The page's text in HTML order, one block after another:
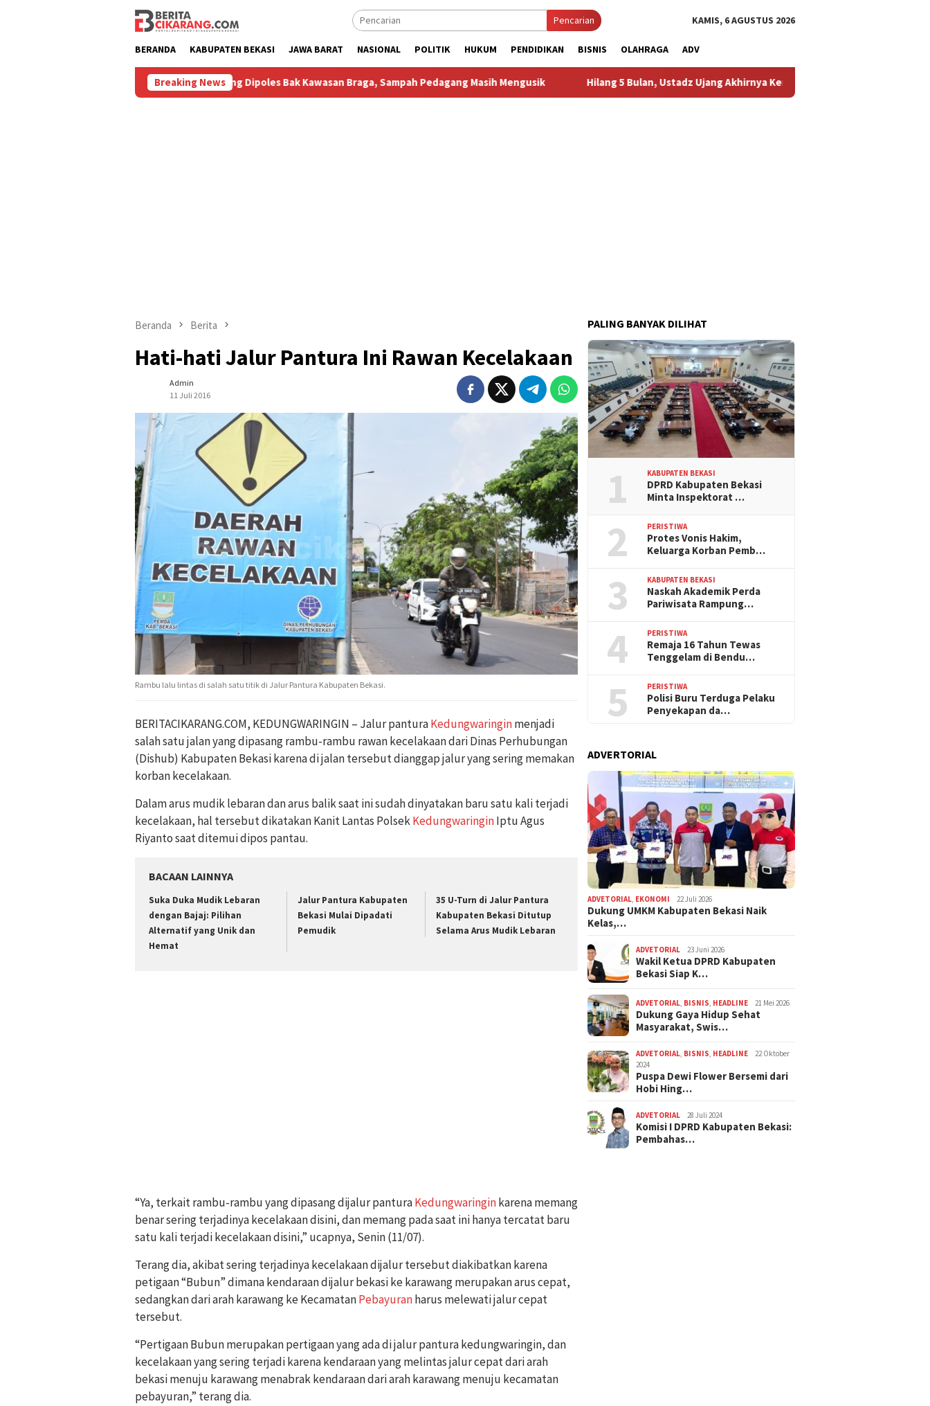
Pencarian KAMIS, 6 AGUSTUS 2026
BERANDA KABUPATEN BEKASI JAWA BARAT NASIONAL POLITIK HUKUM PENDIDIKAN BISNIS OLAHRAGA ADV
Breaking News
Pasar Baru Cikarang Dipoles Bak Kawasan Braga, Sampah Pedagang Masih Mengusik Hilang 5 Bulan, Ustadz Ujang Akhirnya Kembali Melihat Motor Kesayangannya
Beranda Berita
Hati-hati Jalur Pantura Ini Rawan Kecelakaan
Admin
11 Juli 2016
Rambu lalu lintas di salah satu titik di Jalur Pantura Kabupaten Bekasi.
BERITACIKARANG.COM, KEDUNGWARINGIN – Jalur panturaKedungwaringinmenjadi
salah satu jalan yang dipasang rambu-rambu rawan kecelakaan dari Dinas Perhubungan
(Dishub) Kabupaten Bekasi karena di jalan tersebut dianggap jalur yang sering memakan
korban kecelakaan.
Dalam arus mudik lebaran dan arus balik saat ini sudah dinyatakan baru satu kali terjadi
kecelakaan, hal tersebut dikatakan Kanit Lantas PolsekKedungwaringinIptu Agus
Riyanto saat ditemui dipos pantau.
BACAAN LAINNYA
Suka Duka Mudik Lebaran
dengan Bajaj: Pilihan
Alternatif yang Unik dan
Hemat
Jalur Pantura Kabupaten
Bekasi Mulai Dipadati
Pemudik
35 U-Turn di Jalur Pantura
Kabupaten Bekasi Ditutup
Selama Arus Mudik Lebaran
“Ya, terkait rambu-rambu yang dipasang dijalur panturaKedungwaringinkarena memang
benar sering terjadinya kecelakaan disini, dan memang pada saat ini hanya tercatat baru
satu kali terjadi kecelakaan disini,” ucapnya, Senin (11/07).
Terang dia, akibat sering terjadinya kecelakaan dijalur tersebut diakibatkan karena
petigaan “Bubun” dimana kendaraan dijalur bekasi ke karawang merupakan arus cepat,
sedangkan dari arah karawang ke KecamatanPebayuranharus melewati jalur cepat
tersebut.
“Pertigaan Bubun merupakan pertigaan yang ada di jalur pantura kedungwaringin, dan
kecelakaan yang sering terjadi karena kendaraan yang melintas jalur cepat dari arah
bekasi menuju karawang menabrak kendaraan dari arah karawang menuju kecamatan
pebayuran,” terang dia.
PALING BANYAK DILIHAT
1 KABUPATEN BEKASI
DPRD Kabupaten Bekasi
Minta Inspektorat …
2 PERISTIWA
Protes Vonis Hakim,
Keluarga Korban Pemb…
3 KABUPATEN BEKASI
Naskah Akademik Perda
Pariwisata Rampung…
4 PERISTIWA
Remaja 16 Tahun Tewas
Tenggelam di Bendu…
5 PERISTIWA
Polisi Buru Terduga Pelaku
Penyekapan da…
ADVERTORIAL
ADVETORIAL EKONOMI 22 Juli 2026
Dukung UMKM Kabupaten Bekasi Naik
Kelas,…
ADVETORIAL 23 Juni 2026
Wakil Ketua DPRD Kabupaten
Bekasi Siap K…
ADVETORIAL BISNIS HEADLINE 21 Mei 2026
Dukung Gaya Hidup Sehat
Masyarakat, Swis…
ADVETORIAL BISNIS HEADLINE
22 Oktober
2024
Puspa Dewi Flower Bersemi dari
Hobi Hing…
ADVETORIAL 28 Juli 2024
Komisi I DPRD Kabupaten Bekasi:
Pembahas…